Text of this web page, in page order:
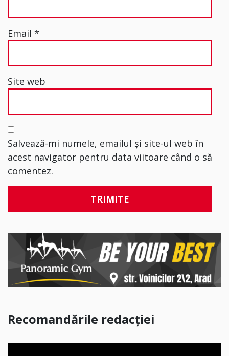
Email *
Site web
Salvează-mi numele, emailul și site-ul web în
acest navigator pentru data viitoare când o să
comentez.
Recomandările redacției